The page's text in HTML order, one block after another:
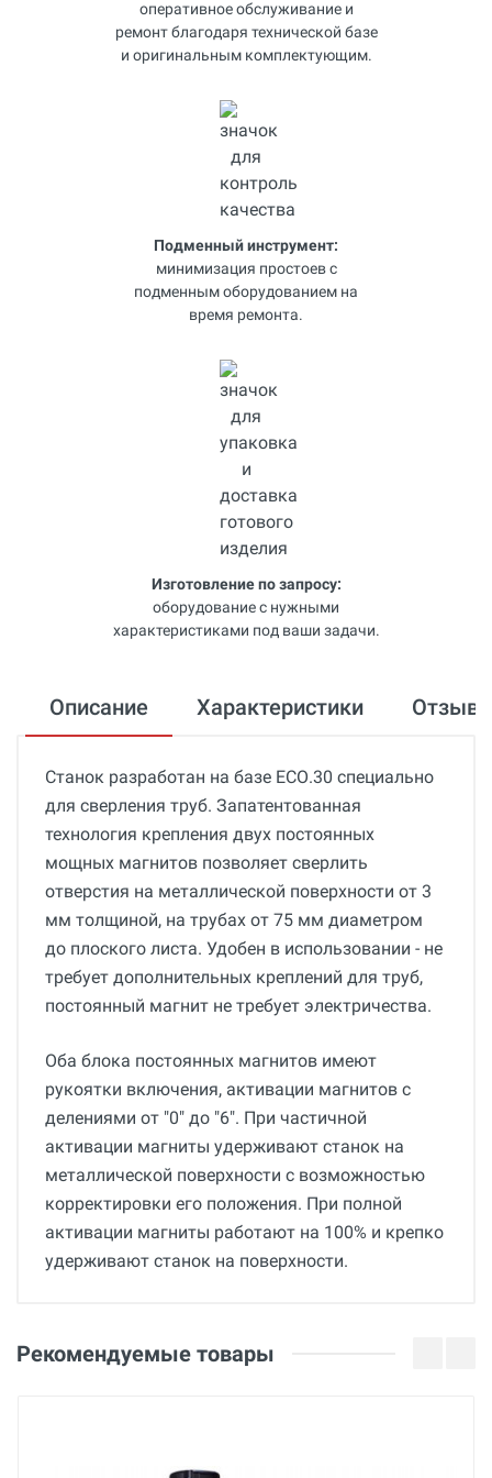
оперативное обслуживание и
ремонт благодаря технической базе
и оригинальным комплектующим.
Подменный инструмент:
минимизация простоев с
подменным оборудованием на
время ремонта.
Изготовление по запросу:
оборудование с нужными
характеристиками под ваши задачи.
Описание Характеристики
Станок разработан на базе ЕСО.30 специально
для сверления труб. Запатентованная
технология крепления двух постоянных
мощных магнитов позволяет сверлить
отверстия на металлической поверхности от 3
мм толщиной, на трубах от 75 мм диаметром
до плоского листа. Удобен в использовании - не
требует дополнительных креплений для труб,
постоянный магнит не требует электричества.
Оба блока постоянных магнитов имеют
рукоятки включения, активации магнитов с
делениями от "0" до "6". При частичной
активации магниты удерживают станок на
металлической поверхности с возможностью
корректировки его положения. При полной
активации магниты работают на 100% и крепко
удерживают станок на поверхности.
12 месяцев
Оценка
Рекомендуемые товары